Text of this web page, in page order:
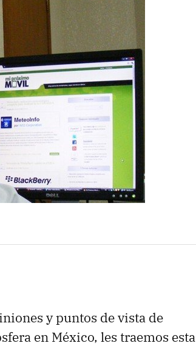
y puntos de vista de
en México, les traemos esta